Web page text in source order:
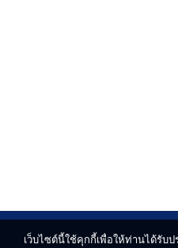
เว็บไซต์นี้ใช้คุกกี้เพื่อให้ท่านได้รับ